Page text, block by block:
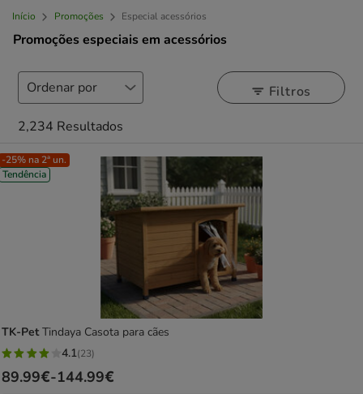
Início Promoções Especial acessórios
Promoções especiais em acessórios
Filtros
2,234 Resultados
-25% na 2ª un.
Tendência
TK-PetTindaya Casota para cães
4.1
estrelas
4.1(23)
Preço
89.99€-144.99€